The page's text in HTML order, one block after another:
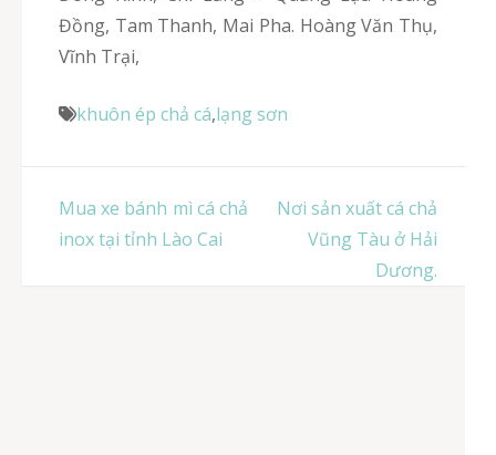
Đồng, Tam Thanh, Mai Pha. Hoàng Văn Thụ,
Vĩnh Trại,
khuôn ép chả cá,lạng sơn
Điều
hướng
Mua xe bánh mì cá chả
inox tại tỉnh Lào Cai
Nơi sản xuất cá chả
Vũng Tàu ở Hải
Dương.